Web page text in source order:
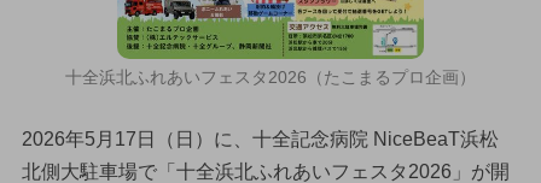
十全浜北ふれあいフェスタ2026（たこまるプロ企画）
2026年5月17日（日）に、十全記念病院 NiceBeaT浜松
北側大駐車場で「十全浜北ふれあいフェスタ2026」が開